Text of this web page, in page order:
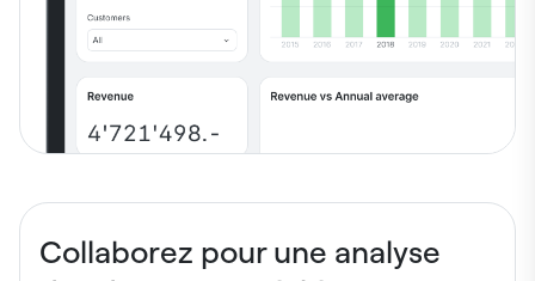
Collaborez pour une analyse